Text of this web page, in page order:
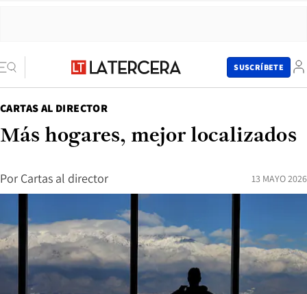
SUSCRÍBETE
CARTAS AL DIRECTOR
Más hogares, mejor localizados
Por Cartas al director 13 MAYO 2026